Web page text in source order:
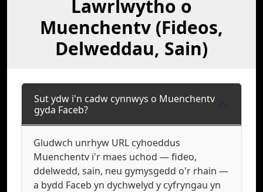
Lawrlwytho o
Muenchentv (Fideos,
Delweddau, Sain)
Sut ydw i'n cadw cynnwys o Muenchentv
gyda Faceb?
Gludwch unrhyw URL cyhoeddus
Muenchentv i'r maes uchod — fideo,
ddelwedd, sain, neu gymysgedd o'r rhain —
a bydd Faceb yn dychwelyd y cyfryngau yn